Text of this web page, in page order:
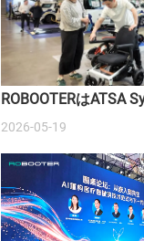
ROBOOTERはATSA
でスマートモビリテ
を紹介します
2026-05-19